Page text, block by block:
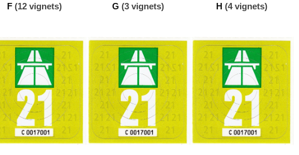
F(12 vignets) G (3 vignets) H (4 vignets)